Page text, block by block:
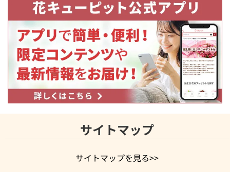
サイトマップ
サイトマップを見る>>